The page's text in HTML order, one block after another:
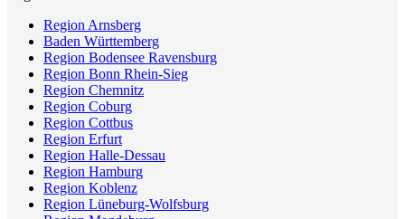
Region Arnsberg
Baden Württemberg
Region Bodensee Ravensburg
Region Bonn Rhein-Sieg
Region Chemnitz
Region Coburg
Region Cottbus
Region Erfurt
Region Halle-Dessau
Region Hamburg
Region Koblenz
Region Lüneburg-Wolfsburg